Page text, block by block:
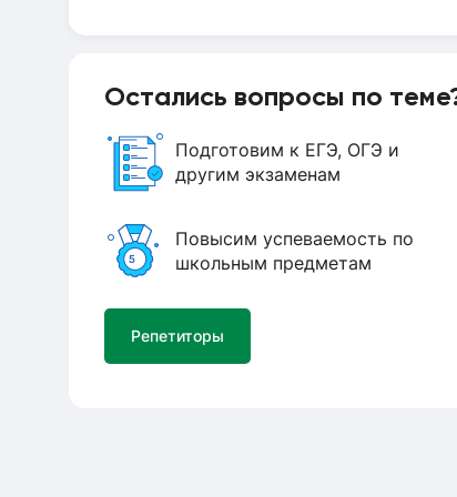
Остались вопросы по
Подготовим к ЕГЭ, ОГЭ и
другим экзаменам
Повысим успеваемость по
школьным предметам
Репетиторы